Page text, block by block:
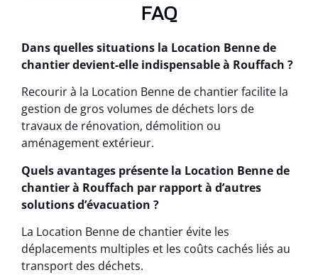
FAQ
Dans quelles situations la Location Benne de
chantier devient-elle indispensable à Rouffach ?
Recourir à la Location Benne de chantier facilite la
gestion de gros volumes de déchets lors de
travaux de rénovation, démolition ou
aménagement extérieur.
Quels avantages présente la Location Benne de
chantier à Rouffach par rapport à d’autres
solutions d’évacuation ?
La Location Benne de chantier évite les
déplacements multiples et les coûts cachés liés au
transport des déchets.